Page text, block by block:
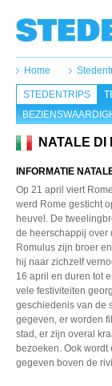
Home
STEDENTRIPS
NATALE DI
INFORMATIE
Op 21 april viert
werd Rome gesticht
heuvel. De
de heerschappij over
Romulus zijn broer
hij naar zichzelf
16 april en duren tot
vele festiviteiten
geschiedenis van de
gegeven, er worden
stad, er zijn overal
bezoeken. Ook
gegeven boven de